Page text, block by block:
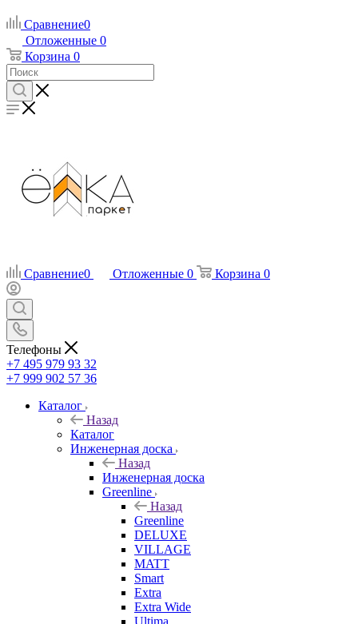
Сравнение0
Отложенные 0
Корзина 0
Сравнение0 Отложенные 0 Корзина 0
Телефоны
+7 495 979 93 32
+7 999 902 57 36
Каталог
Назад
Каталог
Инженерная доска
Назад
Инженерная доска
Greenline
Назад
Greenline
DELUXE
VILLAGE
MATT
Smart
Extra
Extra Wide
Ultima